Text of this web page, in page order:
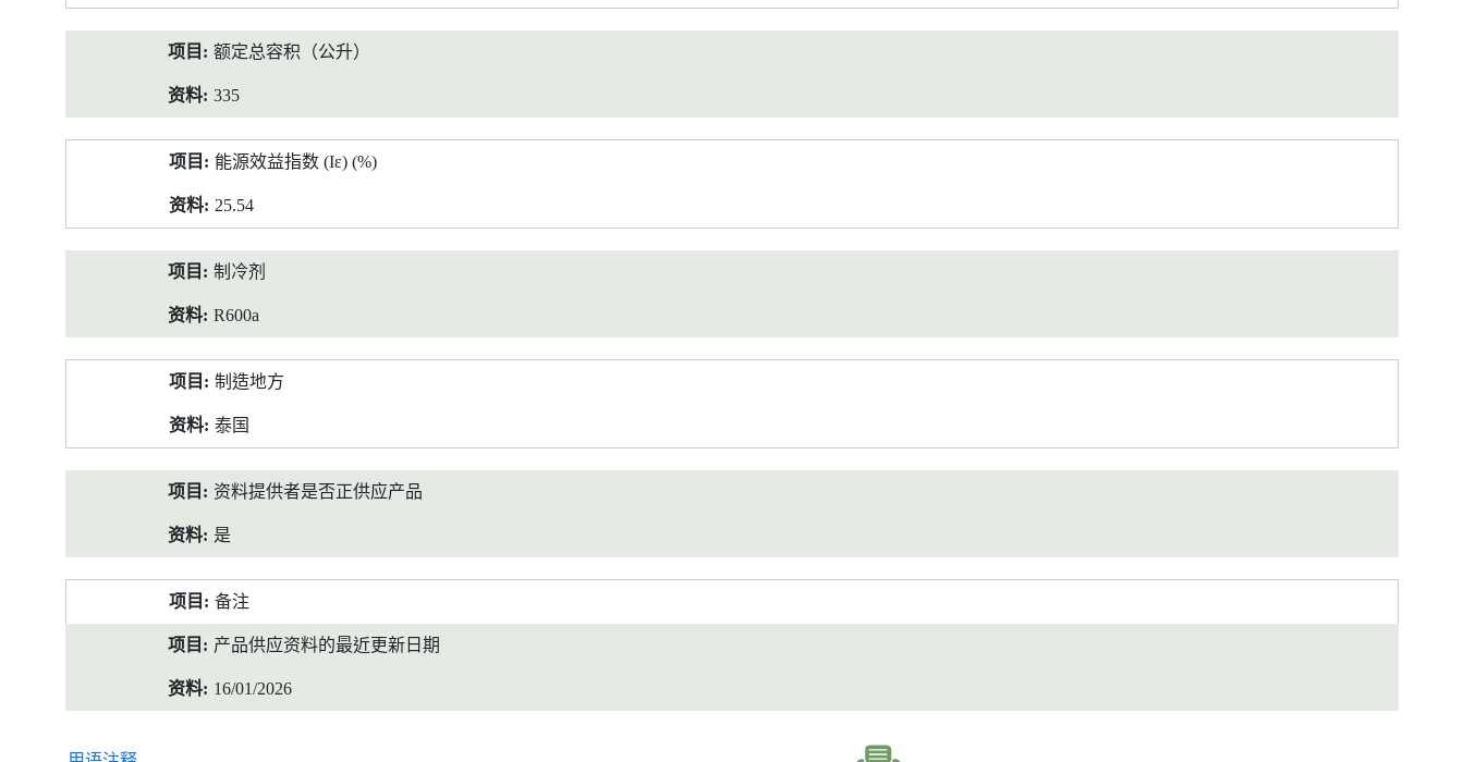
额定总容积（公升）
335
能源效益指数 (Iε) (%)
25.54
制冷剂
R600a
制造地方
泰国
资料提供者是否正供应产品
是
备注
产品供应资料的最近更新日期
16/01/2026